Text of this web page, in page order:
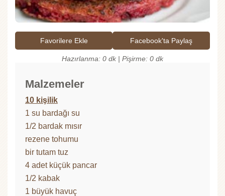
Favorilere Ekle Facebook'ta Paylaş
Hazırlanma: 0 dk | Pişirme: 0 dk
Malzemeler
10 kişilik
1 su bardağı su
1/2 bardak mısır
rezene tohumu
bir tutam tuz
4 adet küçük pancar
1/2 kabak
1 büyük havuç